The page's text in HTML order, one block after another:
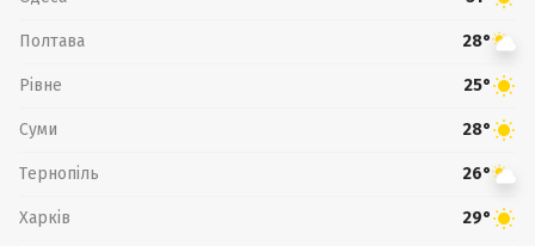
Полтава 28°
Рівне 25°
Суми 28°
Тернопіль 26°
Харків 29°